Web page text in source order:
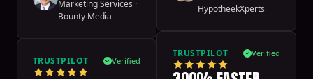
Marketing Services ·
Bounty Media
TRUSTPILOT Verified
HypotheekXperts
TRUSTPILOT Verified